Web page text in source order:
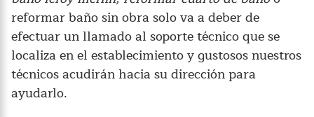
reformar baño sin obra solo va a deber de
efectuar un llamado al soporte técnico que se
localiza en el establecimiento y gustosos nuestros
técnicos acudirán hacia su dirección para
ayudarlo.